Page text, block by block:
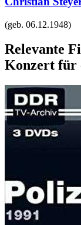
(geb. 06.12.1948)
Relevante
Konzert für